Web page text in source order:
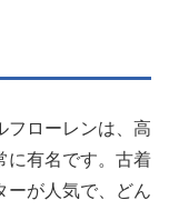
フローレンは、高
に有名です。古着
ーが人気で、どん